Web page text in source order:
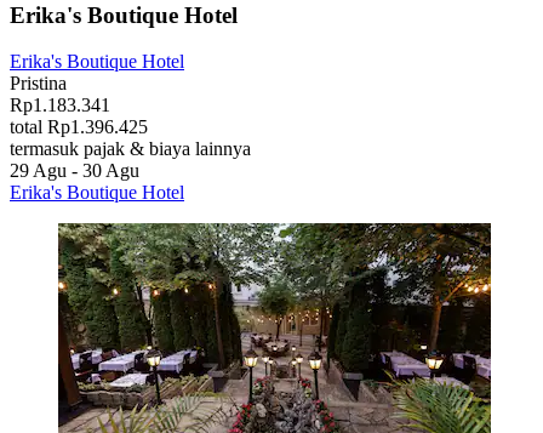
Erika's Boutique Hotel
Erika's Boutique Hotel
Pristina
Rp1.183.341
total Rp1.396.425
termasuk pajak & biaya lainnya
29 Agu - 30 Agu
Erika's Boutique Hotel